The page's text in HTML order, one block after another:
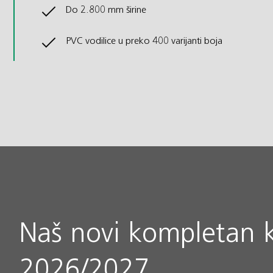
Do 2.800 mm širine
PVC vodilice u preko 400 varijanti boja
Naš novi kompletan